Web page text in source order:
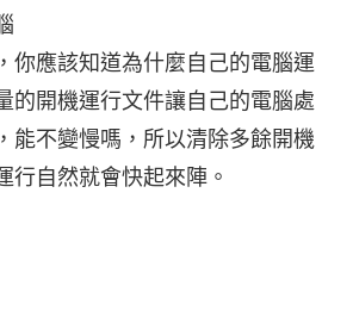
你應該知道為什麼自己的電腦運
的開機運行文件讓自己的電腦處
能不變慢嗎，所以清除多餘開機
行自然就會快起來陣。